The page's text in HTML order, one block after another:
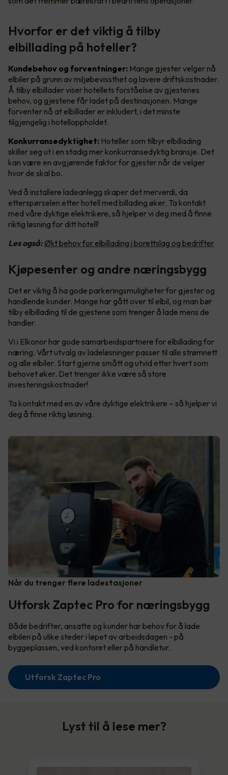
Hvorfor er det viktig å tilby
elbillading på hoteller?
Kundebehov og forventninger: Mange gjester velger nå
elbiler på grunn av miljøbevissthet og lavere driftskostnader.
Å tilby elbillader viser hotellets forståelse av gjestenes
behov, og gjestene får ladet på destinasjonen. Mange
forventer nå at elbillader er inkludert, i det minste
tilgjengelig i hotelloppholdet.
Konkurransedyktighet: Hoteller som tilbyr elbillading
skiller seg ut i en stadig mer konkurransedyktig bransje. Det
kan være en avgjørende faktor for gjester når de velger
hvor de skal bo.
Ved å installere ladeanlegg skaper det merverdi, da
etterspørselen etter hotell med billading øker. Ta kontakt
med våre dyktige elektrikere, så hjelper vi deg med å finne
riktig løsning for ditt hotell!
Les også: Økt behov for elbillading i borettslag og bedrifter
Kjøpesenter og andre næringsbygg
Det er viktig å ha gode parkeringsmuligheter for gjester og
handlende kunder. Mange har gått over til elbil, og man bør
tilby elbillading til de gjestene som trenger å lade mens de
handler.
Vi i Elkonor har gode samarbeidspartnere for elbillading for
næring. Vårt utvalg av ladeløsninger passer til alle strømnett
og alle elbiler. Start gjerne smått og utvid etter hvert som
behovet øker. Det trenger ikke være så store
investeringskostnader!
Ta kontakt med en av våre dyktige elektrikere – så hjelper vi
deg å finne riktig løsning.
Når du trenger flere ladestasjoner
Utforsk Zaptec Pro for næringsbygg
Både bedrifter, ansatte og kunder har behov for å lade
elbilen på ulike steder i løpet av arbeidsdagen - på
byggeplassen, ved kontoret eller på handletur.
Utforsk Zaptec Pro
Lyst til å lese mer?